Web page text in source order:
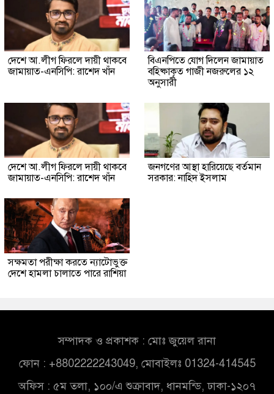
দেশে আ.লীগ ফিরলে দায়ী থাকবে
জামায়াত-এনসিপি: রাশেদ খাঁন
বিএনপিতে যোগ দিলেন জামায়াত
বহিষ্কাকৃত গাজী নজরুলের ১২
অনুসারী
দেশে আ.লীগ ফিরলে দায়ী থাকবে
জামায়াত-এনসিপি: রাশেদ খাঁন
জনগণের আস্থা হারিয়েছে বর্তমান
সরকার: নাহিদ ইসলাম
সক্ষমতা পরীক্ষা করতে ন্যাটোভুক্ত
দেশে হামলা চালাতে পারে রাশিয়া
সম্পাদক ও প্রকাশক : মোঃ জুয়েল রানা
ফোন : +8802222243049, মোবাইলঃ 01324-414545
অফিস : ৫ম তলা, ১০০/এ শুক্রাবাদ, ধানমন্ডি, ঢাকা-১২০৭